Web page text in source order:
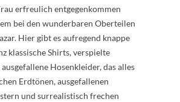
erfreulich entgegenkommen
bei den wunderbaren Oberteilen
Hier gibt es aufregend knappe
klassische Shirts, verspielte
Hosenkleider, das alles
Erdtönen, ausgefallenen
und surrealistisch frechen